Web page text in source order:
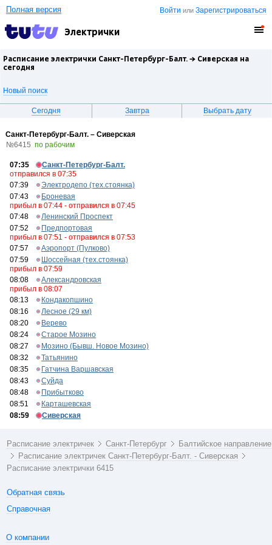
Войти илиЗарегистрироваться
Полная версия
Электрички
Расписание электрички Санкт-Петербург-Балт. → Сиверская на
сегодня
Новый поиск
Сегодня Завтра Выбрать дату
Санкт-Петербург-Балт. – Сиверская
№6415 по рабочим
07:35
Санкт-Петербург-Балт.
отправился в 07:35
07:39
Электродепо (тех.стоянка)
07:43
Броневая
прибыл в 07:44 - отправился в 07:45
07:48
Ленинский Проспект
07:52
Предпортовая
прибыл в 07:51 - отправился в 07:53
07:57
Аэропорт (Пулково)
07:59
Шоссейная (тех.стоянка)
прибыл в 07:59
08:08
Александровская
прибыл в 08:07
08:13
Кондакопшино
08:16
Лесное (29 км)
08:20
Верево
08:24
Старое Мозино
08:27
Мозино (Бывш. Новое Мозино)
08:32
Татьянино
08:35
Гатчина Варшавская
08:43
Суйда
08:48
Прибытково
08:51
Карташевская
08:59
Сиверская
Расписание электричек Санкт-Петербург
Балтийское направление
Расписание электричек Санкт-Петербург-Балт. - Сиверская
Расписание электрички 6415
Обратная связь
Справочная
О компании